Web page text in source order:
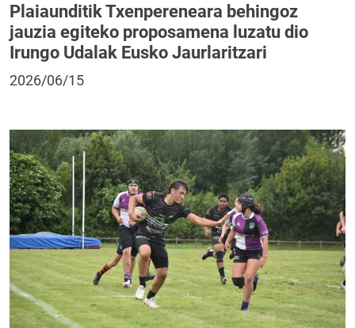
Plaiaunditik Txenpereneara behingoz
jauzia egiteko proposamena luzatu dio
Irungo Udalak Eusko Jaurlaritzari
2026/06/15